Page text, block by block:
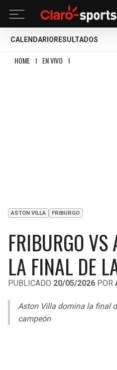
CALENDARIO RESULTADOS
HOME I EN VIVO I
ASTON VILLA FRIBURGO
FRIBURGO VS
LA FINAL DE
PUBLICADO 20/05/2026 POR
Aston Villa domina la final
campeón